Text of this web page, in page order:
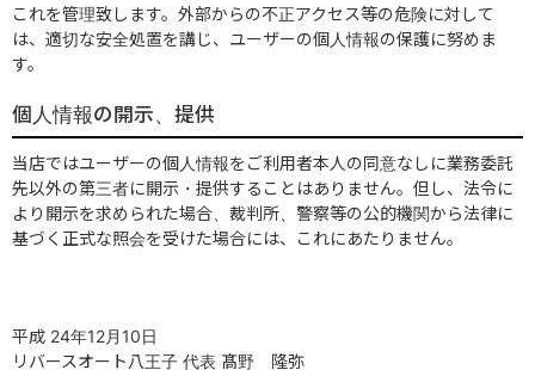
これを管理致します。外部からの不正アクセス等の危険に対して
は、適切な安全処置を講じ、ユーザーの個人情報の保護に努めま
す。
個人情報の開示、提供
当店ではユーザーの個人情報をご利用者本人の同意なしに業務委託
先以外の第三者に開示・提供することはありません。但し、法令に
より開示を求められた場合、裁判所、警察等の公的機関から法律に
基づく正式な照会を受けた場合には、これにあたりません。
平成 24年12月10日
リバースオート八王子 代表 髙野 隆弥